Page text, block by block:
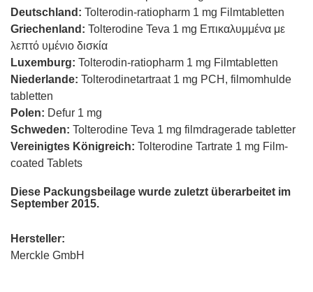
Deutschland: Tolterodin-ratiopharm 1 mg Filmtabletten
Griechenland: Tolterodine Teva 1 mg Επικαλυμμένα με
λεπτό υμένιο δισκία
Luxemburg: Tolterodin-ratiopharm 1 mg Filmtabletten
Niederlande: Tolterodinetartraat 1 mg PCH, filmomhulde
tabletten
Polen: Defur 1 mg
Schweden: Tolterodine Teva 1 mg filmdragerade tabletter
Vereinigtes Königreich: Tolterodine Tartrate 1 mg Film-
coated Tablets
Diese Packungsbeilage wurde zuletzt überarbeitet im
September 2015.
Hersteller:
Merckle GmbH